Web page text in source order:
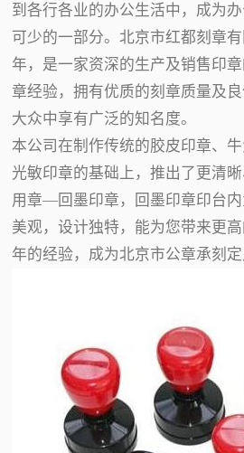
到各行各业的办公生活中，成为
可少的一部分。北京市红都刻章
年，是一家资深的生产及销售印
章经验，拥有优质的刻章质量及
大众中享有广泛的知名度。
本公司在制作传统的胶皮印章、牛
光敏印章的基础上，推出了更清
用章—回墨印章，回墨印章印台
美观，设计独特，能为您带来更
年的经验，成为北京市公章承刻定